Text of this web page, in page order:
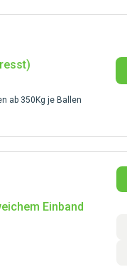
ab 350Kg je Ballen
Einband